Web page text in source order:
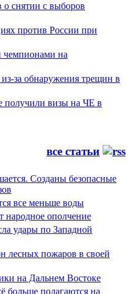
о снятии с выборов
против России при
чемпионами на
за обнаружения трещин в
получили визы на ЧЕ в
все статьи
Созданы безопасные
все меньше воды
народное ополчение
удары по Западной
лесных пожаров в своей
на Дальнем Востоке
больше полагаются на